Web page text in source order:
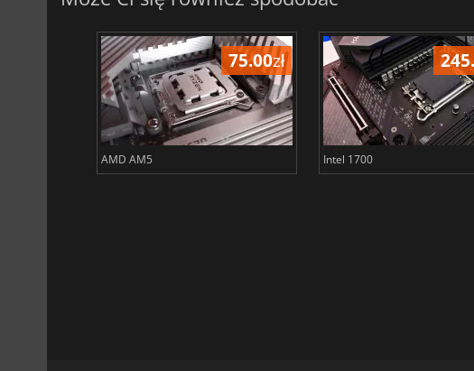
75.00zł
AMD AM5 Intel 1700